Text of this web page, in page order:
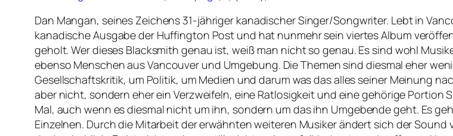
Dan Mangan, seines Zeichens 31-jähriger kanadischer Singer/Songwriter. Lebt in
kanadische Ausgabe der Huffington Post und hat nunmehr sein viertes Album
geholt. Wer dieses Blacksmith genau ist, weiß man nicht so genau. Es sind wohl
ebenso Menschen aus Vancouver und Umgebung. Die Themen sind diesmal eher
Gesellschaftskritik, um Politik, um Medien und darum was das alles seiner Meinung
aber nicht, sondern eher ein Verzweifeln, eine Ratlosigkeit und eine gehörige Portion
Mal, auch wenn es diesmal nicht um ihn, sondern um das ihn Umgebende geht. Es
Einzelnen. Durch die Mitarbeit der erwähnten weiteren Musiker ändert sich der